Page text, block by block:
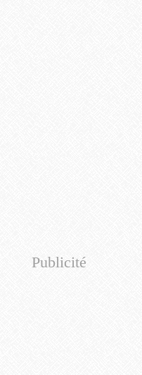
Publicité